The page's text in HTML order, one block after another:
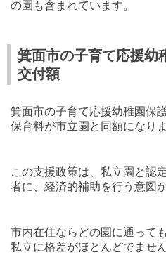
の園も含まれています。
箕面市の子育て応援幼
交付額
箕面市の子育て応援幼稚園保
保育料が市立園と同額になりま
この支援政策は、私立園と認
者に、経済的補助を行う意図
市内在住ならどの園に通って
私立に格差がほとんどでません